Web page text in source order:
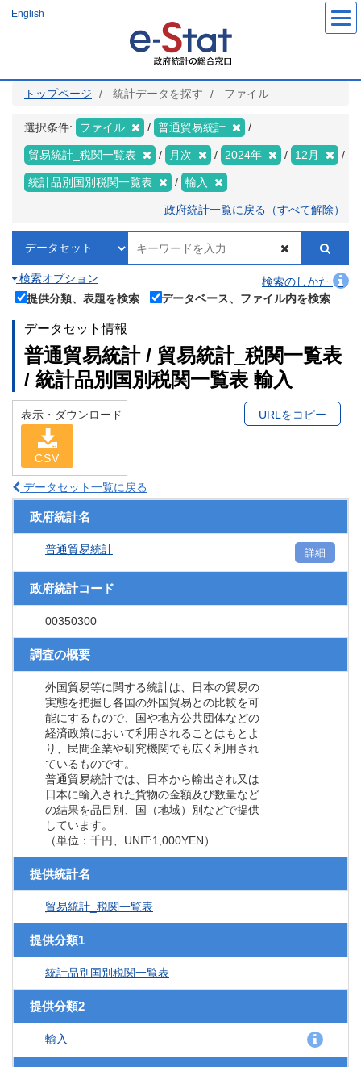
ツ
English
トップページ 統計データを探す ファイル
選択条件: ファイル 普通貿易統計
貿易統計_税関一覧表 月次 2024年 12月
統計品別国別税関一覧表 輸入
政府統計一覧に戻る（すべて解除）
検索オプション
検索のしかた
提供分類、表題を検索
データベース、ファイル内を検索
データセット情報
普通貿易統計 / 貿易統計_税関一覧表
/ 統計品別国別税関一覧表 輸入
表示・ダウンロード
CSV
URLをコピー
データセット一覧に戻る
政府統計名
普通貿易統計 詳細
政府統計コード
00350300
調査の概要
外国貿易等に関する統計は、日本の貿易の
実態を把握し各国の外国貿易との比較を可
能にするもので、国や地方公共団体などの
経済政策において利用されることはもとよ
り、民間企業や研究機関でも広く利用され
ているものです。
普通貿易統計では、日本から輸出され又は
日本に輸入された貨物の金額及び数量など
の結果を品目別、国（地域）別などで提供
しています。
（単位：千円、UNIT:1,000YEN）
提供統計名
貿易統計_税関一覧表
提供分類1
統計品別国別税関一覧表
提供分類2
輸入